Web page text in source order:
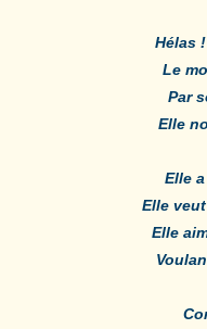
Hélas
Le
Par
Elle
Elle
Elle
Elle